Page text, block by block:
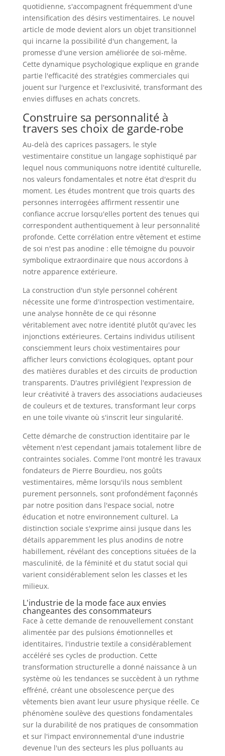
quotidienne, s'accompagnent fréquemment d'une
intensification des désirs vestimentaires. Le nouvel
article de mode devient alors un objet transitionnel
qui incarne la possibilité d'un changement, la
promesse d'une version améliorée de soi-même.
Cette dynamique psychologique explique en grande
partie l'efficacité des stratégies commerciales qui
jouent sur l'urgence et l'exclusivité, transformant des
envies diffuses en achats concrets.
Construire sa personnalité à
travers ses choix de garde-robe
Au-delà des caprices passagers, le style
vestimentaire constitue un langage sophistiqué par
lequel nous communiquons notre identité culturelle,
nos valeurs fondamentales et notre état d'esprit du
moment. Les études montrent que trois quarts des
personnes interrogées affirment ressentir une
confiance accrue lorsqu'elles portent des tenues qui
correspondent authentiquement à leur personnalité
profonde. Cette corrélation entre vêtement et estime
de soi n'est pas anodine : elle témoigne du pouvoir
symbolique extraordinaire que nous accordons à
notre apparence extérieure.
La construction d'un style personnel cohérent
nécessite une forme d'introspection vestimentaire,
une analyse honnête de ce qui résonne
véritablement avec notre identité plutôt qu'avec les
injonctions extérieures. Certains individus utilisent
consciemment leurs choix vestimentaires pour
afficher leurs convictions écologiques, optant pour
des matières durables et des circuits de production
transparents. D'autres privilégient l'expression de
leur créativité à travers des associations audacieuses
de couleurs et de textures, transformant leur corps
en une toile vivante où s'inscrit leur singularité.
Cette démarche de construction identitaire par le
vêtement n'est cependant jamais totalement libre de
contraintes sociales. Comme l'ont montré les travaux
fondateurs de Pierre Bourdieu, nos goûts
vestimentaires, même lorsqu'ils nous semblent
purement personnels, sont profondément façonnés
par notre position dans l'espace social, notre
éducation et notre environnement culturel. La
distinction sociale s'exprime ainsi jusque dans les
détails apparemment les plus anodins de notre
habillement, révélant des conceptions situées de la
masculinité, de la féminité et du statut social qui
varient considérablement selon les classes et les
milieux.
L'industrie de la mode face aux envies
changeantes des consommateurs
Face à cette demande de renouvellement constant
alimentée par des pulsions émotionnelles et
identitaires, l'industrie textile a considérablement
accéléré ses cycles de production. Cette
transformation structurelle a donné naissance à un
système où les tendances se succèdent à un rythme
effréné, créant une obsolescence perçue des
vêtements bien avant leur usure physique réelle. Ce
phénomène soulève des questions fondamentales
sur la durabilité de nos pratiques de consommation
et sur l'impact environnemental d'une industrie
devenue l'un des secteurs les plus polluants au